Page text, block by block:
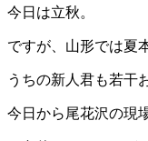
今日は立秋。
ですが、山形では夏
うちの新人君も若干
今日から尾花沢の現